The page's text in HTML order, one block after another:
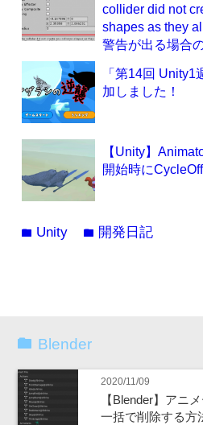
collider did not
shapes as they
警告が出る場合
「第14回
加しました！
【Unity】
開始時に
folder Unity folder 開発日記
Blender
2020/11/09
【Blender】アニ
一括で削除する方